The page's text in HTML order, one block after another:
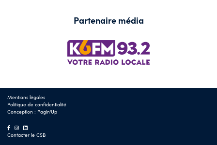
Partenaire média
Mentions légales
Politique de confidentialité
Conception : Pagin'Up
Contacter le CSB